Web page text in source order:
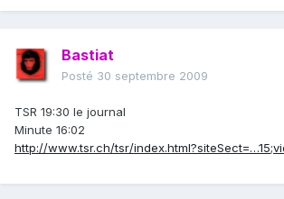
Bastiat
Posté 30 septembre 2009
TSR 19:30 le journal
Minute 16:02
http://www.tsr.ch/tsr/